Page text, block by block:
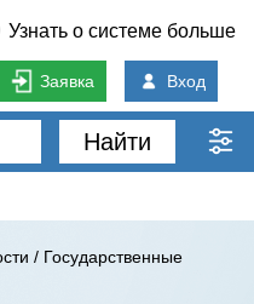
Узнать о системе больше
Заявка Вход
Найти
/ Государственные